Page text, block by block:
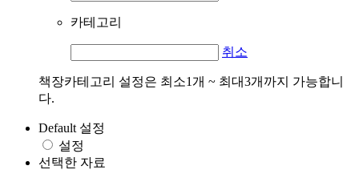
카테고리
취소
책장카테고리 설정은 최소1개 ~ 최대3개까지 가능합니
다.
Default 설정
설정
선택한 자료